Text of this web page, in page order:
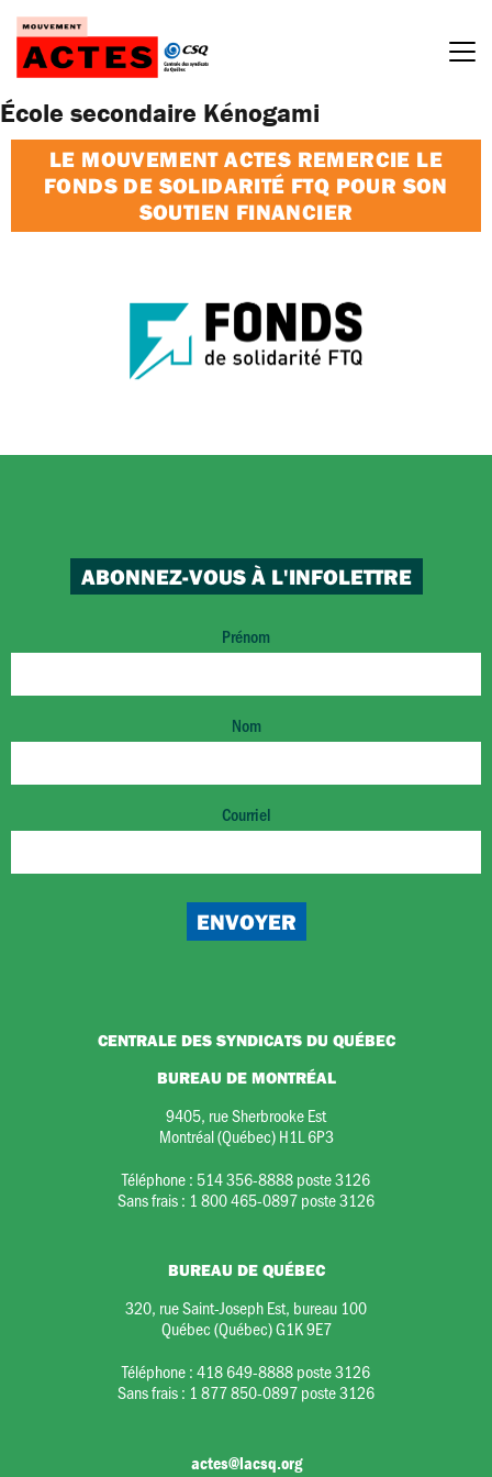
Passer
contenu
École secondaire Kénogami
LE MOUVEMENT ACTES REMERCIE LE
FONDS DE SOLIDARITÉ FTQ POUR SON
SOUTIEN FINANCIER
ABONNEZ-VOUS À L'INFOLETTRE
Prénom
Nom
Courriel
CENTRALE DES SYNDICATS DU QUÉBEC
BUREAU DE MONTRÉAL
9405, rue Sherbrooke Est
Montréal (Québec) H1L 6P3
Téléphone : 514 356-8888 poste 3126
Sans frais : 1 800 465-0897 poste 3126
BUREAU DE QUÉBEC
320, rue Saint-Joseph Est, bureau 100
Québec (Québec) G1K 9E7
Téléphone :418 649-8888 poste 3126
Sans frais : 1 877 850-0897 poste 3126
actes@lacsq.org